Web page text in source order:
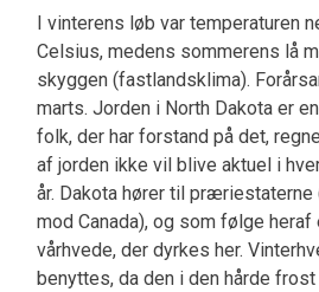
I vinterens løb var temperaturen
Celsius, medens sommerens lå
skyggen (fastlandsklima).
marts. Jorden i North Dakota er
folk, der har forstand på det,
af jorden ikke vil blive aktuel i
år. Dakota hører til præriestaterne
mod Canada), og som følge
vårhvede, der dyrkes her.
benyttes, da den i den hårde